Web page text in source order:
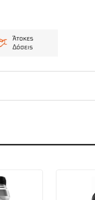
Άτοκες
Δόσεις